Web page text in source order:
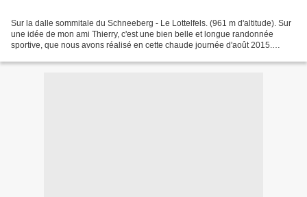
Sur la dalle sommitale du Schneeberg - Le Lottelfels. (961 m d'altitude). Sur
une idée de mon ami Thierry, c'est une bien belle et longue randonnée
sportive, que nous avons réalisé en cette chaude journée d'août 2015.